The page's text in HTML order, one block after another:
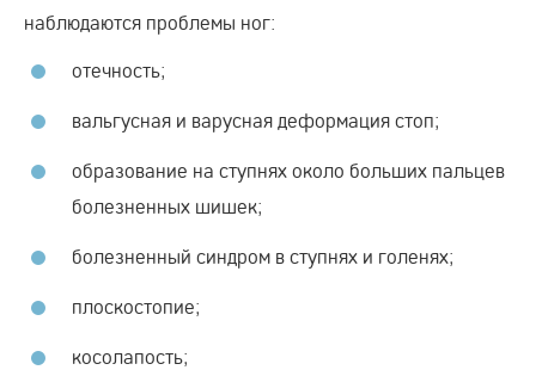
наблюдаются проблемы ног:
отечность;
вальгусная и варусная деформация стоп;
образование на ступнях около больших пальцев
болезненных шишек;
болезненный синдром в ступнях и голенях;
плоскостопие;
косолапость;